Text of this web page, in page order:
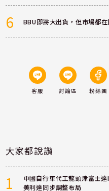
6 BBU即將大出貨，但市場都
客服 討論區 粉絲團
大家都說讚
1
中國自行車代工龍頭津富士
美利達同步調整布局